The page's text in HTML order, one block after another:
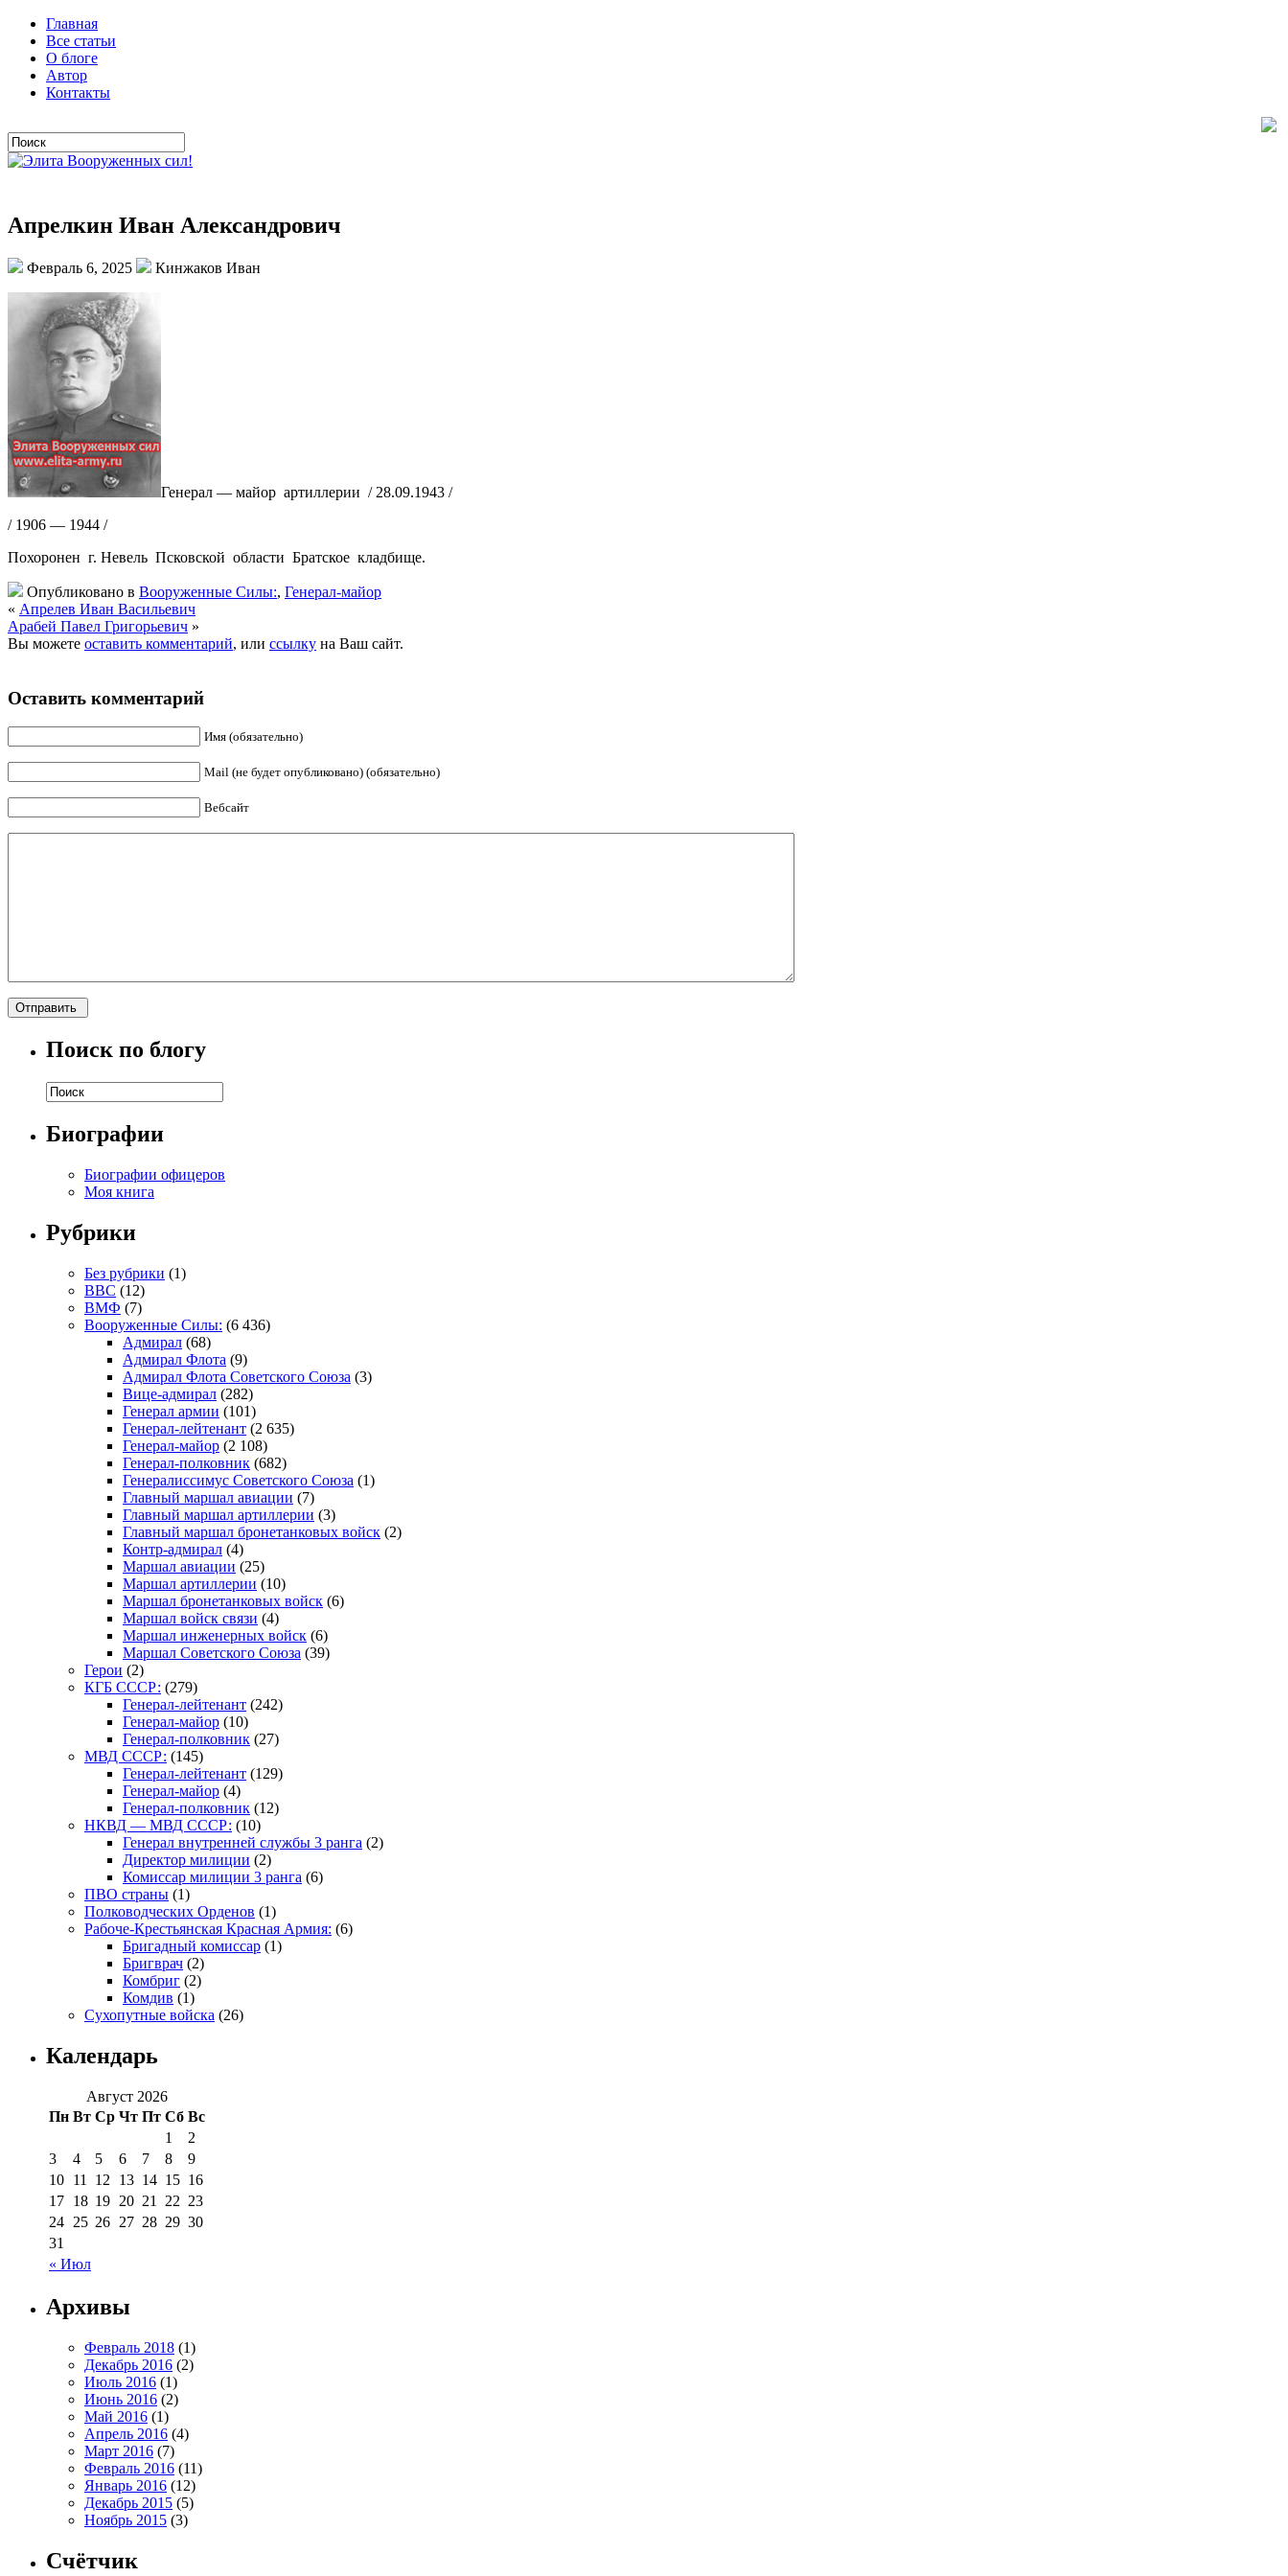
Главная
Все статьи
О блоге
Автор
Контакты
Апрелкин Иван Александрович
Февраль 6, 2025 Кинжаков Иван
Генерал — майор артиллерии / 28.09.1943 /
/ 1906 — 1944 /
Похоронен г. Невель Псковской области Братское кладбище.
Опубликовано в Вооруженные Силы:, Генерал-майор
« Апрелев Иван Васильевич
Арабей Павел Григорьевич »
Вы можете оставить комментарий, или ссылку на Ваш сайт.
Оставить комментарий
Имя (обязательно)
Mail (не будет опубликовано) (обязательно)
Вебсайт
Поиск по блогу
Биографии
Биографии офицеров
Моя книга
Рубрики
Без рубрики (1)
ВВС (12)
ВМФ (7)
Вооруженные Силы: (6 436)
Адмирал (68)
Адмирал Флота (9)
Адмирал Флота Советского Союза (3)
Вице-адмирал (282)
Генерал армии (101)
Генерал-лейтенант (2 635)
Генерал-майор (2 108)
Генерал-полковник (682)
Генералиссимус Советского Союза (1)
Главный маршал авиации (7)
Главный маршал артиллерии (3)
Главный маршал бронетанковых войск (2)
Контр-адмирал (4)
Маршал авиации (25)
Маршал артиллерии (10)
Маршал бронетанковых войск (6)
Маршал войск связи (4)
Маршал инженерных войск (6)
Маршал Советского Союза (39)
Герои (2)
КГБ СССР: (279)
Генерал-лейтенант (242)
Генерал-майор (10)
Генерал-полковник (27)
МВД СССР: (145)
Генерал-лейтенант (129)
Генерал-майор (4)
Генерал-полковник (12)
НКВД — МВД СССР: (10)
Генерал внутренней службы 3 ранга (2)
Директор милиции (2)
Комиссар милиции 3 ранга (6)
ПВО страны (1)
Полководческих Орденов (1)
Рабоче-Крестьянская Красная Армия: (6)
Бригадный комиссар (1)
Бригврач (2)
Комбриг (2)
Комдив (1)
Сухопутные войска (26)
Календарь
Август 2026
Пн Вт Ср Чт Пт Сб Вс
« Июл
1
2
3
4 5 6 7 8
9
10 11 12 13 14 15 16
17 18 19 20 21 22 23
24 25 26 27 28 29 30
31
Архивы
Февраль 2018 (1)
Декабрь 2016 (2)
Июль 2016 (1)
Июнь 2016 (2)
Май 2016 (1)
Апрель 2016 (4)
Март 2016 (7)
Февраль 2016 (11)
Январь 2016 (12)
Декабрь 2015 (5)
Ноябрь 2015 (3)
Счётчик